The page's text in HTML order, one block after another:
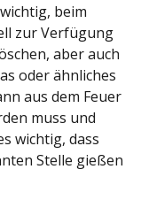
beim
zur Verfügung
aber auch
oder ähnliches
aus dem Feuer
muss und
wichtig, dass
Stelle gießen